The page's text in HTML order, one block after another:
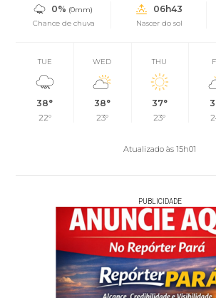
0% (0mm)
Chance de chuva
06h43
Nascer do sol
TUE
38°
22°
WED
38°
23°
THU
37°
23°
Atualizado às 15h01
PUBLICIDADE